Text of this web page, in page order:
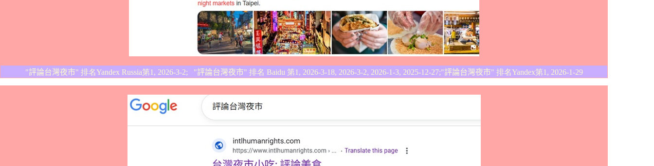
"評論台灣夜市" 排名Yandex Russia第1, 2026-3-2; "評論台灣夜市" 排名 Baidu 第1, 2026-3-18, 2026-3-2, 2026-1-3, 2025-12-27;"評論台灣夜市" 排名Yandex第1, 2026-1-29